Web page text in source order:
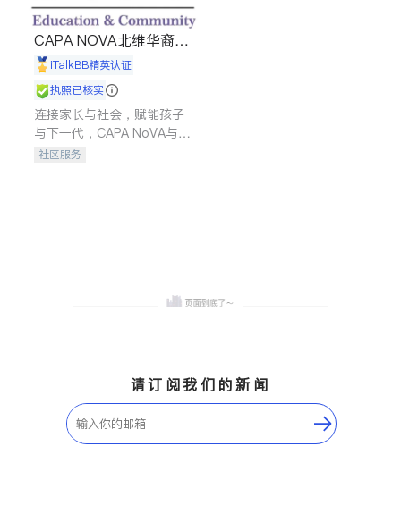
CAPA NOVA北维华裔家
长会iTalkBB精英认证
执照已核实
连接家长与社会，赋能孩子
与下一代，CAPA NoVA与您
携手建设包容、公平、充满
社区服务
请订阅我们的新闻